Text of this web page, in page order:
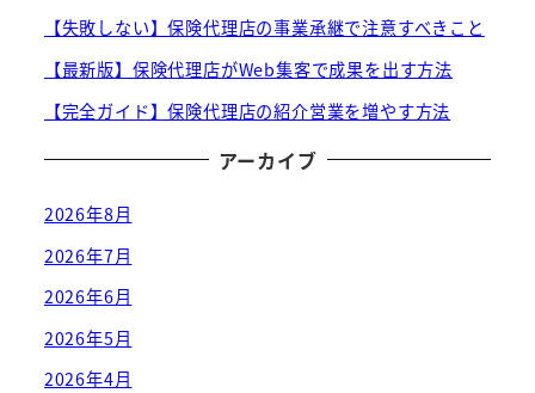
【失敗しない】保険代理店の事業承継で注意すべきこと
【最新版】保険代理店がWeb集客で成果を出す方法
【完全ガイド】保険代理店の紹介営業を増やす方法
アーカイブ
2026年8月
2026年7月
2026年6月
2026年5月
2026年4月